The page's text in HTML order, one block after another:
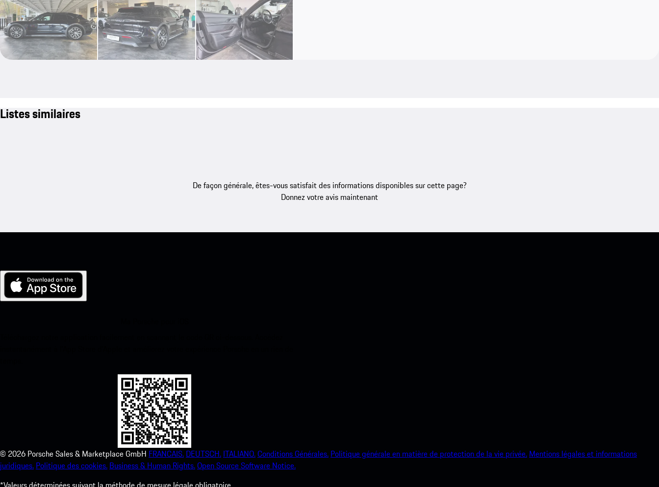
Listes similaires
De façon générale, êtes-vous satisfait des informations disponibles sur cette page?
Donnez votre avis maintenant
© 2026 Porsche Sales & Marketplace GmbH FRANCAIS. DEUTSCH. ITALIANO.Conditions Générales. Politique générale en matière de protection de la vie privée. Mentions légales et informations
juridiques. Politique des cookies. Business & Human Rights.Open Source Software Notice.